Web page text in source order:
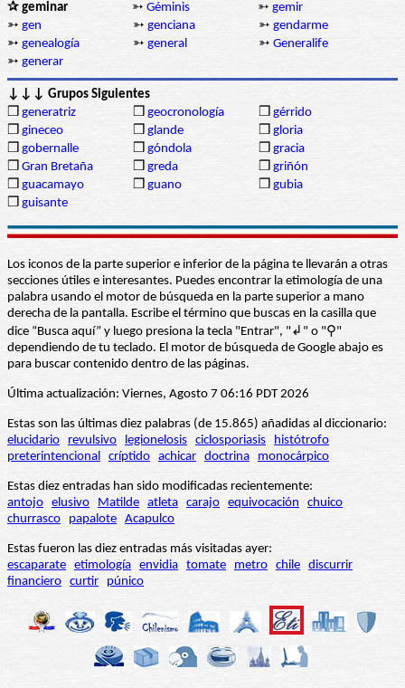
✰ geminar
➳ Géminis ➳ gemir
➳ gen ➳ genciana ➳ gendarme
➳ genealogía ➳ general ➳ Generalife
➳ generar
↓↓↓ Grupos Siguientes
❒ generatriz ❒ geocronología ❒ gérrido
❒ gineceo ❒ glande ❒ gloria
❒ gobernalle ❒ góndola ❒ gracia
❒ Gran Bretaña ❒ greda ❒ griñón
❒ guacamayo ❒ guano ❒ gubia
❒ guisante
Los iconos de la parte superior e inferior de la página te llevarán a otras
secciones útiles e interesantes. Puedes encontrar la etimología de una
palabra usando el motor de búsqueda en la parte superior a mano
derecha de la pantalla. Escribe el término que buscas en la casilla que
dice “Busca aquí” y luego presiona la tecla "Entrar", "↲" o "⚲"
dependiendo de tu teclado. El motor de búsqueda de Google abajo es
para buscar contenido dentro de las páginas.
Última actualización: Viernes, Agosto 7 06:16 PDT 2026
Estas son las últimas diez palabras (de 15.865) añadidas al diccionario:
elucidario
revulsivo legionelosis ciclosporiasis
histótrofo
preterintencional críptido achicar doctrina monocárpico
Estas diez entradas han sido modificadas recientemente:
antojo elusivo Matilde atleta carajo equivocación
chuico
churrasco
papalote Acapulco
Estas fueron las diez entradas más visitadas ayer:
escaparate etimología envidia tomate metro chile discurrir
financiero curtir púnico